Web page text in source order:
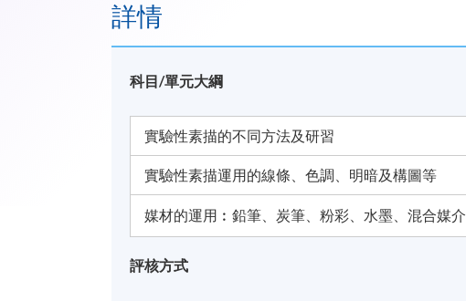
詳情
科目/單元大綱
實驗性素描的不同方法及研習
實驗性素描運用的線條、色調、明暗及構圖等
媒材的運用︰鉛筆、炭筆、粉彩、水墨、混合媒介
評核方式